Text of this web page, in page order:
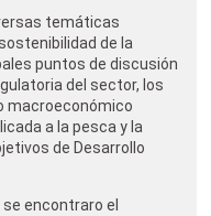
temáticas
de la
puntos de discusión
del sector, los
macroeconómico
a la pesca y la
de Desarrollo
encontraro el